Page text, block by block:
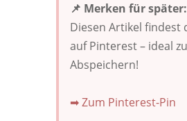
📌 Merken für später:
Diesen Artikel findest
auf Pinterest – ideal
Abspeichern!
➡ Zum Pinterest-Pin